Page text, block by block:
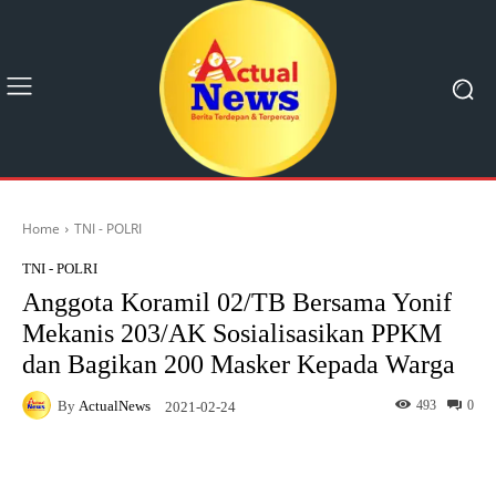
Home TNI - POLRI
TNI - POLRI
Anggota Koramil 02/TB Bersama Yonif
Mekanis 203/AK Sosialisasikan PPKM
dan Bagikan 200 Masker Kepada Warga
By ActualNews 2021-02-24 0
493